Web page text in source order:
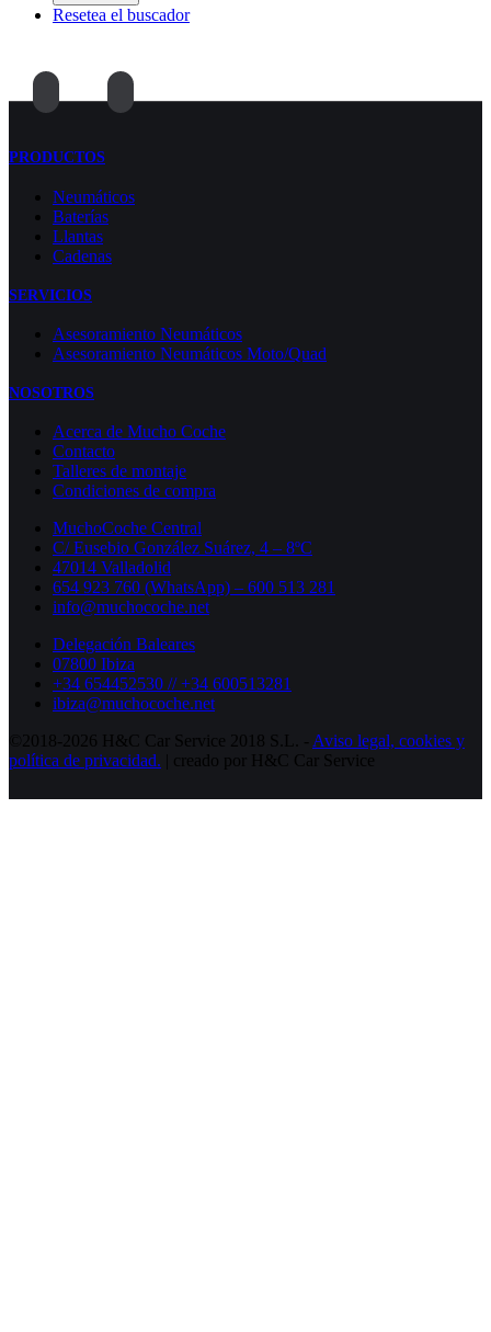
Resetea el buscador
PRODUCTOS
Neumáticos
Baterías
Llantas
Cadenas
SERVICIOS
Asesoramiento Neumáticos
Asesoramiento Neumáticos Moto/Quad
NOSOTROS
Acerca de Mucho Coche
Contacto
Talleres de montaje
Condiciones de compra
MuchoCoche Central
C/ Eusebio González Suárez, 4 – 8ºC
47014 Valladolid
654 923 760 (WhatsApp) – 600 513 281
info@muchocoche.net
Delegación Baleares
07800 Ibiza
+34 654452530 // +34 600513281
ibiza@muchocoche.net
©2018-2026 H&C Car Service 2018 S.L. - Aviso legal, cookies y
política de privacidad. | creado por H&C Car Service